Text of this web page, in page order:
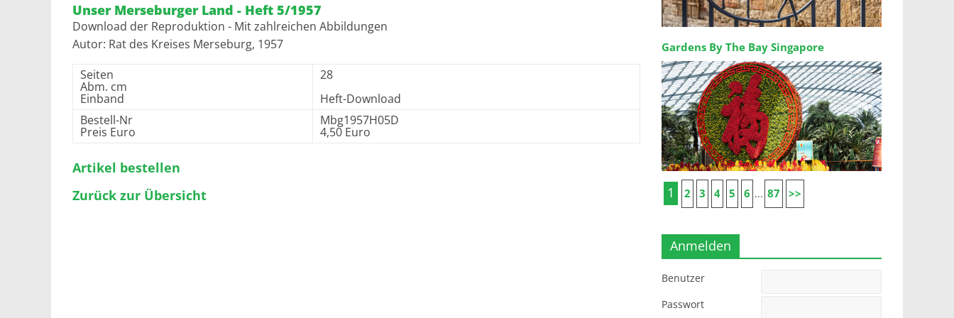
Unser Merseburger Land - Heft 5/1957
Download der Reproduktion - Mit zahlreichen Abbildungen
Autor: Rat des Kreises Merseburg, 1957
Seiten
Abm. cm
Einband
28
Heft-Download
Bestell-Nr
Preis Euro
Mbg1957H05D
4,50 Euro
Artikel bestellen
Zurück zur Übersicht
Gardens By The Bay Singapore
1 2 3 4 5 6 ... 87 >>
Anmelden
Benutzer
Passwort